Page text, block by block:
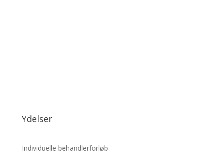
Ydelser
Individuelle behandlerforløb